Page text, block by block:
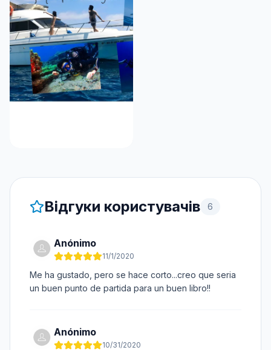
Відгуки користувачів 6
Anónimo
11/1/2020
Me ha gustado, pero se hace corto...creo que seria
un buen punto de partida para un buen libro!!
Anónimo
10/31/2020